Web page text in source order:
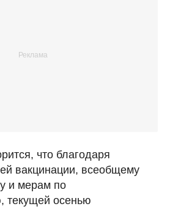
что благодаря
вакцинации, всеобщему
и мерам по
текущей осенью